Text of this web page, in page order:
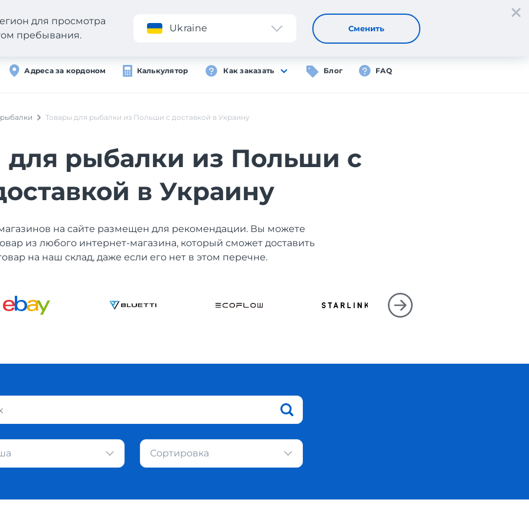
Приложение Регистрация Вход
Адреса за кордоном Калькулятор Как заказать Блог FAQ
для просмотра
пребывания.
Ukraine Сменить
Товары для рыбалки из Польши с доставкой в Украину
для рыбалки из Польши с
в Украину
на сайте размещен для рекомендации. Вы можете
из любого интернет-магазина, который сможет доставить
на наш склад, даже если его нет в этом перечне.
Сортировка